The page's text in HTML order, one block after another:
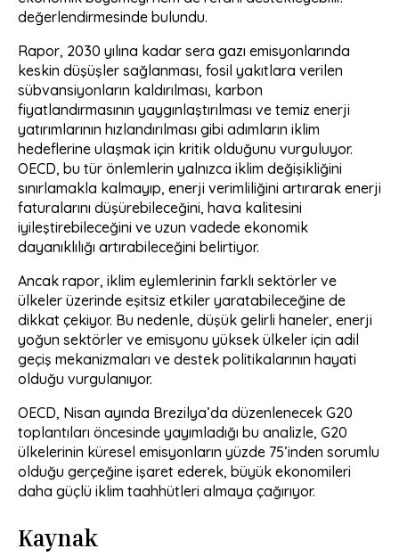
değerlendirmesinde bulundu.
Rapor, 2030 yılına kadar sera gazı emisyonlarında
keskin düşüşler sağlanması, fosil yakıtlara verilen
sübvansiyonların kaldırılması, karbon
fiyatlandırmasının yaygınlaştırılması ve temiz enerji
yatırımlarının hızlandırılması gibi adımların iklim
hedeflerine ulaşmak için kritik olduğunu vurguluyor.
OECD, bu tür önlemlerin yalnızca iklim değişikliğini
sınırlamakla kalmayıp, enerji verimliliğini artırarak enerji
faturalarını düşürebileceğini, hava kalitesini
iyileştirebileceğini ve uzun vadede ekonomik
dayanıklılığı artırabileceğini belirtiyor.
Ancak rapor, iklim eylemlerinin farklı sektörler ve
ülkeler üzerinde eşitsiz etkiler yaratabileceğine de
dikkat çekiyor. Bu nedenle, düşük gelirli haneler, enerji
yoğun sektörler ve emisyonu yüksek ülkeler için adil
geçiş mekanizmaları ve destek politikalarının hayati
olduğu vurgulanıyor.
OECD, Nisan ayında Brezilya’da düzenlenecek G20
toplantıları öncesinde yayımladığı bu analizle, G20
ülkelerinin küresel emisyonların yüzde 75’inden sorumlu
olduğu gerçeğine işaret ederek, büyük ekonomileri
daha güçlü iklim taahhütleri almaya çağırıyor.
Kaynak